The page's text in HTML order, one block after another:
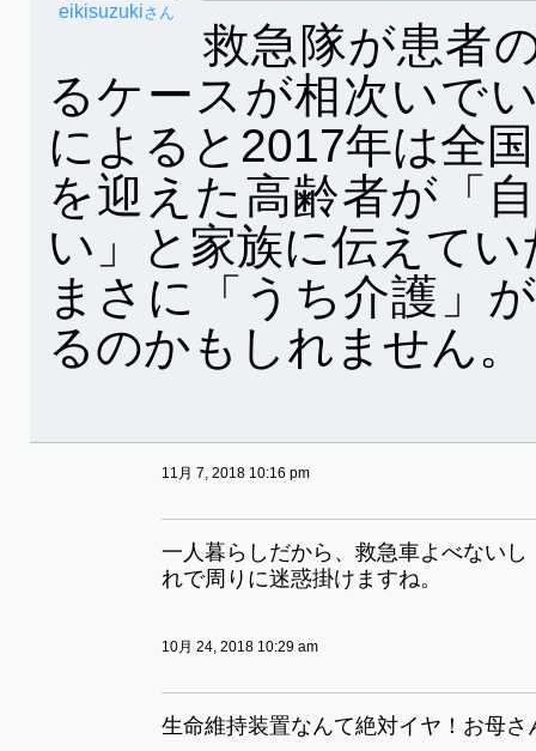
eikisuzukiさん
救急隊が患者
るケースが相次いで
によると2017年は全
を迎えた高齢者が「
い」と家族に伝えて
まさに「うち介護」
るのかもしれません。
11月 7, 2018 10:16 pm
一人暮らしだから、救急車よべないし
れで周りに迷惑掛けますね。
10月 24, 2018 10:29 am
生命維持装置なんて絶対イヤ！お母さ